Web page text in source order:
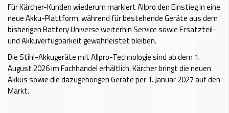
Für Kärcher-Kunden wiederum markiert Allpro den Einstieg in eine
neue Akku-Plattform, während für bestehende Geräte aus dem
bisherigen Battery Universe weiterhin Service sowie Ersatzteil-
und Akkuverfügbarkeit gewährleistet bleiben.
Die Stihl-Akkugeräte mit Allpro-Technologie sind ab dem 1.
August 2026 im Fachhandel erhältlich. Kärcher bringt die neuen
Akkus sowie die dazugehörigen Geräte per 1. Januar 2027 auf den
Markt.